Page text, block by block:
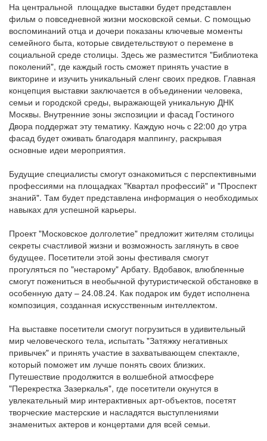
На центральной площадке выставки будет представлен
фильм о повседневной жизни московской семьи. С помощью
воспоминаний отца и дочери показаны ключевые моменты
семейного быта, которые свидетельствуют о перемене в
социальной среде столицы. Здесь же разместится "Библиотека
поколений", где каждый гость сможет принять участие в
викторине и изучить уникальный сленг своих предков. Главная
концепция выставки заключается в объединении человека,
семьи и городской среды, выражающей уникальную ДНК
Москвы. Внутренние зоны экспозиции и фасад Гостиного
Двора поддержат эту тематику. Каждую ночь с 22:00 до утра
фасад будет оживать благодаря маппингу, раскрывая
основные идеи мероприятия.
Будущие специалисты смогут ознакомиться с перспективными
профессиями на площадках "Квартал профессий" и "Проспект
знаний". Там будет представлена информация о необходимых
навыках для успешной карьеры.
Проект "Московское долголетие" предложит жителям столицы
секреты счастливой жизни и возможность заглянуть в свое
будущее. Посетители этой зоны фестиваля смогут
прогуляться по "нестарому" Арбату. Вдобавок, влюбленные
смогут пожениться в необычной футуристической обстановке в
особенную дату – 24.08.24. Как подарок им будет исполнена
композиция, созданная искусственным интеллектом.
На выставке посетители смогут погрузиться в удивительный
мир человеческого тела, испытать "Затяжку негативных
привычек" и принять участие в захватывающем спектакле,
который поможет им лучше понять своих близких.
Путешествие продолжится в волшебной атмосфере
"Перекрестка Зазеркалья", где посетители окунутся в
увлекательный мир интерактивных арт-объектов, посетят
творческие мастерские и насладятся выступлениями
знаменитых актеров и концертами для всей семьи.